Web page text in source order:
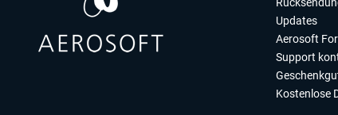
Updates
Aerosoft
Support
Kostenlose